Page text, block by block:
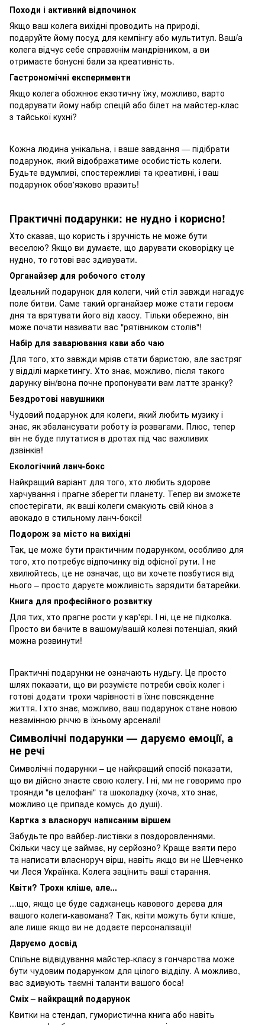
Походи і активний відпочинок
Якщо ваш колега вихідні проводить на природі,
подаруйте йому посуд для кемпінгу або мультитул. Ваш/а
колега відчує себе справжнім мандрівником, а ви
отримаєте бонусні бали за креативність.
Гастрономічні експерименти
Якщо колега обожнює екзотичну їжу, можливо, варто
подарувати йому набір спецій або білет на майстер-клас
з тайської кухні?
Кожна людина унікальна, і ваше завдання — підібрати
подарунок, який відображатиме особистість колеги.
Будьте вдумливі, спостережливі та креативні, і ваш
подарунок обов'язково вразить!
Практичні подарунки: не нудно і корисно!
Хто сказав, що користь і зручність не може бути
веселою? Якщо ви думаєте, що дарувати сковорідку це
нудно, то готові вас здивувати.
Органайзер для робочого столу
Ідеальний подарунок для колеги, чий стіл завжди нагадує
поле битви. Саме такий органайзер може стати героєм
дня та врятувати його від хаосу. Тільки обережно, він
може почати називати вас "рятівником столів"!
Набір для заварювання кави або чаю
Для того, хто завжди мріяв стати баристою, але застряг
у відділі маркетингу. Хто знає, можливо, після такого
дарунку він/вона почне пропонувати вам латте зранку?
Бездротові навушники
Чудовий подарунок для колеги, який любить музику і
знає, як збалансувати роботу із розвагами. Плюс, тепер
він не буде плутатися в дротах під час важливих
дзвінків!
Екологічний ланч-бокс
Найкращий варіант для того, хто любить здорове
харчування і прагне зберегти планету. Тепер ви зможете
спостерігати, як ваші колеги смакують свій кіноа з
авокадо в стильному ланч-боксі!
Подорож за місто на вихідні
Так, це може бути практичним подарунком, особливо для
того, хто потребує відпочинку від офісної рути. І не
хвилюйтесь, це не означає, що ви хочете позбутися від
нього – просто даруєте можливість зарядити батарейки.
Книга для професійного розвитку
Для тих, хто прагне рости у кар'єрі. І ні, це не підколка.
Просто ви бачите в вашому/вашій колезі потенціал, який
можна розвинути!
Практичні подарунки не означають нудьгу. Це просто
шлях показати, що ви розумієте потреби своїх колег і
готові додати трохи чарівності в їхнє повсякденне
життя. І хто знає, можливо, ваш подарунок стане новою
незамінною річчю в їхньому арсеналі!
Символічні подарунки — даруємо емоції, а
не речі
Символічні подарунки – це найкращий спосіб показати,
що ви дійсно знаєте свою колегу. І ні, ми не говоримо про
троянди "в целофані" та шоколадку (хоча, хто знає,
можливо це припаде комусь до душі).
Картка з власноруч написаним віршем
Забудьте про вайбер-листівки з поздоровленнями.
Скільки часу це займає, ну серйозно? Краще взяти перо
та написати власноруч вірш, навіть якщо ви не Шевченко
чи Леся Українка. Колега зацінить ваші старання.
Квіти? Трохи кліше, але...
...що, якщо це буде саджанець кавового дерева для
вашого колеги-кавомана? Так, квіти можуть бути кліше,
але лише якщо ви не додаєте персоналізації!
Даруємо досвід
Спільне відвідування майстер-класу з гончарства може
бути чудовим подарунком для цілого відділу. А можливо,
вас здивують таємні таланти вашого боса!
Сміх – найкращий подарунок
Квитки на стендап, гумористична книга або навіть